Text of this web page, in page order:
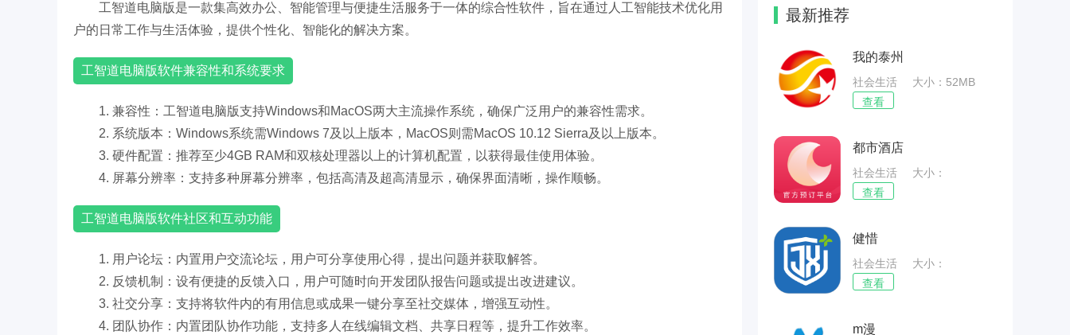
工智道电脑版是一款集高效办公、智能管理与便捷生活服务于一体的综合性软件，旨在通过人工智能技术优化用
户的日常工作与生活体验，提供个性化、智能化的解决方案。
工智道电脑版软件兼容性和系统要求
1. 兼容性：工智道电脑版支持Windows和MacOS两大主流操作系统，确保广泛用户的兼容性需求。
2. 系统版本：Windows系统需Windows 7及以上版本，MacOS则需MacOS 10.12 Sierra及以上版本。
3. 硬件配置：推荐至少4GB RAM和双核处理器以上的计算机配置，以获得最佳使用体验。
4. 屏幕分辨率：支持多种屏幕分辨率，包括高清及超高清显示，确保界面清晰，操作顺畅。
工智道电脑版软件社区和互动功能
1. 用户论坛：内置用户交流论坛，用户可分享使用心得，提出问题并获取解答。
2. 反馈机制：设有便捷的反馈入口，用户可随时向开发团队报告问题或提出改进建议。
3. 社交分享：支持将软件内的有用信息或成果一键分享至社交媒体，增强互动性。
4. 团队协作：内置团队协作功能，支持多人在线编辑文档、共享日程等，提升工作效率。
最新推荐
我的泰州
社会生活
大小：52MB
查看
都市酒店
社会生活
大小：
26.79MB
查看
健惜
社会生活
大小：
51.53MB
查看
m漫